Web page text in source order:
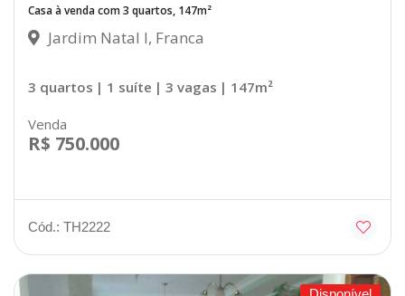
Casa à venda com 3 quartos, 147m²
Jardim Natal I, Franca
3 quartos | 1 suíte | 3 vagas | 147m²
Venda
R$ 750.000
Cód.: TH2222